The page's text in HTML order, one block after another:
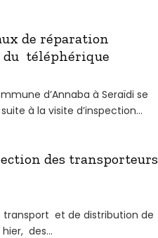
de réparation
du téléphérique
d’Annaba à Seraïdi se
à la visite d’inspection...
des transporteurs
transport et de distribution de
des...